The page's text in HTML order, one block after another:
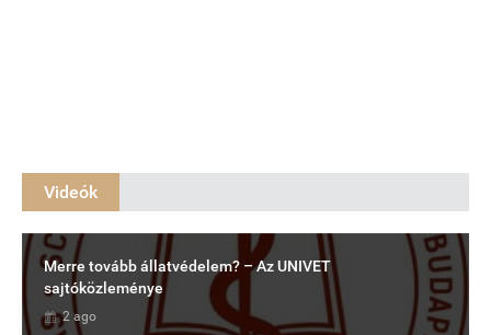
Videók
Merre tovább állatvédelem? – Az UNIVET
sajtóközleménye
2 ago